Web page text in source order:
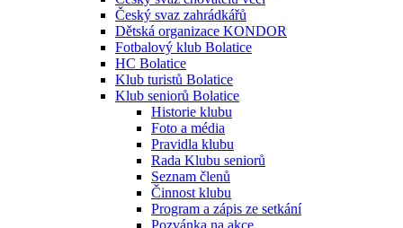
Český svaz zahrádkářů
Dětská organizace KONDOR
Fotbalový klub Bolatice
HC Bolatice
Klub turistů Bolatice
Klub seniorů Bolatice
Historie klubu
Foto a média
Pravidla klubu
Rada Klubu seniorů
Seznam členů
Činnost klubu
Program a zápis ze setkání
Pozvánka na akce